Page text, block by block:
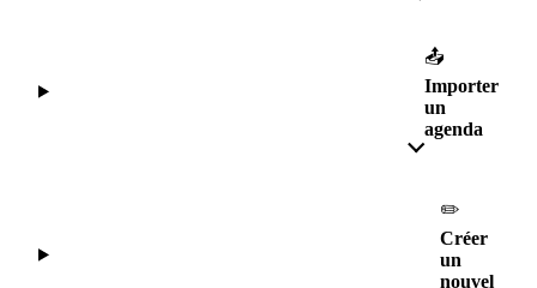
📤
Importer
un
agenda
✏️
Créer
un
nouvel